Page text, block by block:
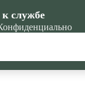
к службе